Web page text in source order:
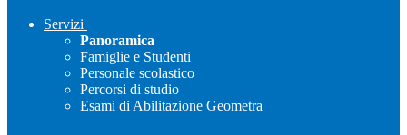
Servizi
Panoramica
Famiglie e Studenti
Personale scolastico
Percorsi di studio
Esami di Abilitazione Geometra